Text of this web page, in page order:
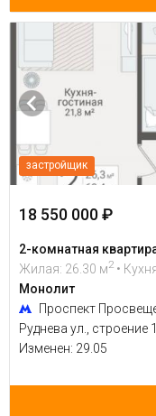
застройщик
18 550 000 ₽
2-комнатная
Жилая: 26.30 м2 •
Монолит
Проспект
Руднева ул., строение
Изменен: 29.05